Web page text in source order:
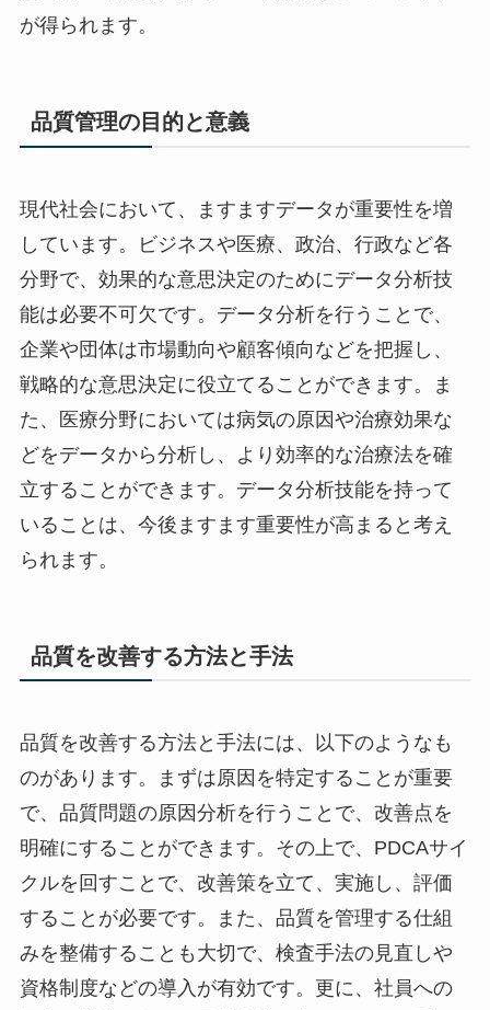
が得られます。
品質管理の目的と意義
現代社会において、ますますデータが重要性を増
しています。ビジネスや医療、政治、行政など各
分野で、効果的な意思決定のためにデータ分析技
能は必要不可欠です。データ分析を行うことで、
企業や団体は市場動向や顧客傾向などを把握し、
戦略的な意思決定に役立てることができます。ま
た、医療分野においては病気の原因や治療効果な
どをデータから分析し、より効率的な治療法を確
立することができます。データ分析技能を持って
いることは、今後ますます重要性が高まると考え
られます。
品質を改善する方法と手法
品質を改善する方法と手法には、以下のようなも
のがあります。まずは原因を特定することが重要
で、品質問題の原因分析を行うことで、改善点を
明確にすることができます。その上で、PDCAサイ
クルを回すことで、改善策を立て、実施し、評価
することが必要です。また、品質を管理する仕組
みを整備することも大切で、検査手法の見直しや
資格制度などの導入が有効です。更に、社員への